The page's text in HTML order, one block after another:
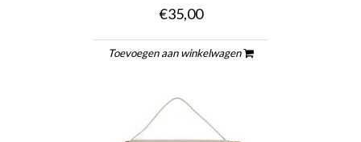
€35,00
Toevoegen aan winkelwagen